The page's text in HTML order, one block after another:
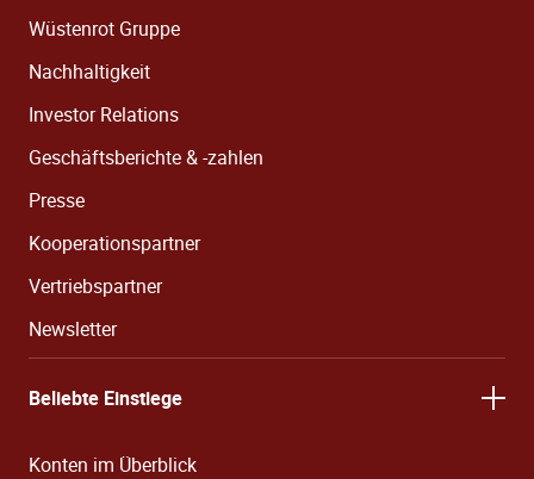
Wüstenrot Gruppe
Nachhaltigkeit
Investor Relations
Geschäftsberichte & -zahlen
Presse
Kooperationspartner
Vertriebspartner
Newsletter
Beliebte Einstiege
Konten im Überblick